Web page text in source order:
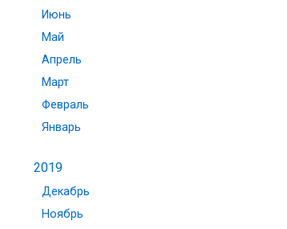
Июнь
Май
Апрель
Март
Февраль
Январь
2019
Декабрь
Ноябрь